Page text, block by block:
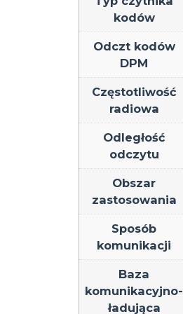
kodów
Odczt kodów
DPM
Częstotliwość
radiowa
Odległość
odczytu
Obszar
zastosowania
Sposób
komunikacji
Baza
komunikacyjno-
ładująca